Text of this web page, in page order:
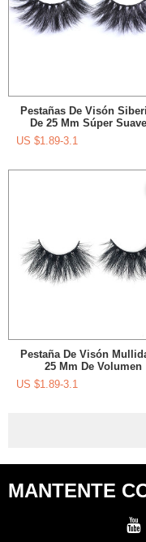
Pestañas De Visón
De 25 Mm Súper
Gruesas, Súper Suaves
Dramáticas En Caja
US $1.89-3.1
Pestaña De Visón
25 Mm De Volumen
Voluminoso De Gran
Con Etiqueta Privada
US $1.89-3.1
MANTENTE